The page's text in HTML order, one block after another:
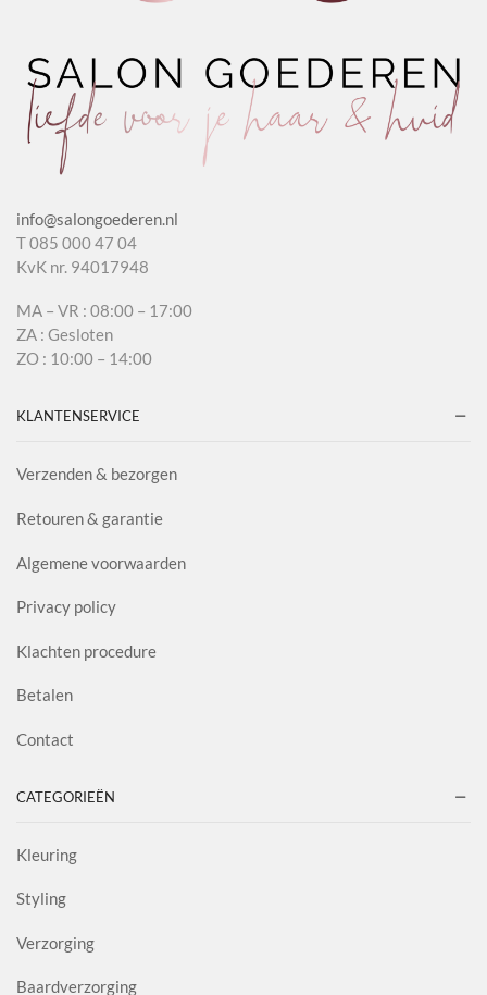
info@salongoederen.nl
T 085 000 47 04
KvK nr. 94017948
MA – VR : 08:00 – 17:00
ZA : Gesloten
ZO : 10:00 – 14:00
KLANTENSERVICE
Verzenden & bezorgen
Retouren & garantie
Algemene voorwaarden
Privacy policy
Klachten procedure
Betalen
Contact
CATEGORIEËN
Kleuring
Styling
Verzorging
Baardverzorging